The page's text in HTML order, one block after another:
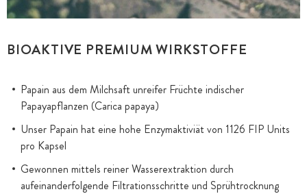
BIOAKTIVE PREMIUM WIRKSTOFFE
Papain aus dem Milchsaft unreifer Früchte indischer
Papayapflanzen (Carica papaya)
Unser Papain hat eine hohe Enzymaktiviät von 1126 FIP Units
pro Kapsel
Gewonnen mittels reiner Wasserextraktion durch
aufeinanderfolgende Filtrationsschritte und Sprühtrocknung